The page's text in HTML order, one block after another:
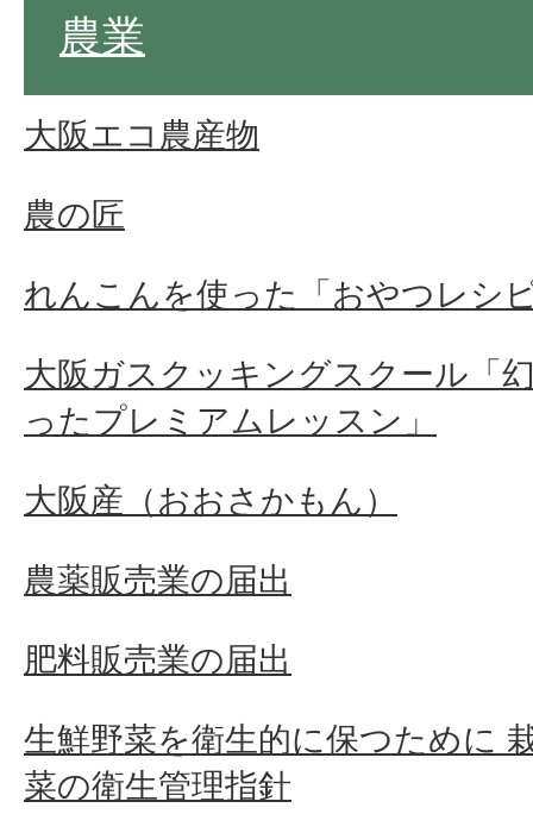
農業
大阪エコ農産物
農の匠
れんこんを使った「おやつレシ
大阪ガスクッキングスクール「
ったプレミアムレッスン」
大阪産（おおさかもん）
農薬販売業の届出
肥料販売業の届出
生鮮野菜を衛生的に保つために
菜の衛生管理指針